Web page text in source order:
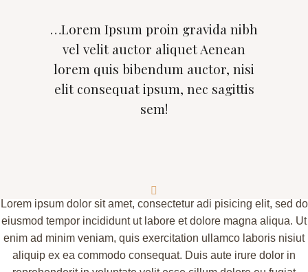
…Lorem Ipsum proin gravida nibh
vel velit auctor aliquet Aenean
lorem quis bibendum auctor, nisi
elit consequat ipsum, nec sagittis
sem!

Lorem ipsum dolor sit amet, consectetur adi pisicing elit, sed do
eiusmod tempor incididunt ut labore et dolore magna aliqua. Ut
enim ad minim veniam, quis exercitation ullamco laboris nisiut
aliquip ex ea commodo consequat. Duis aute irure dolor in